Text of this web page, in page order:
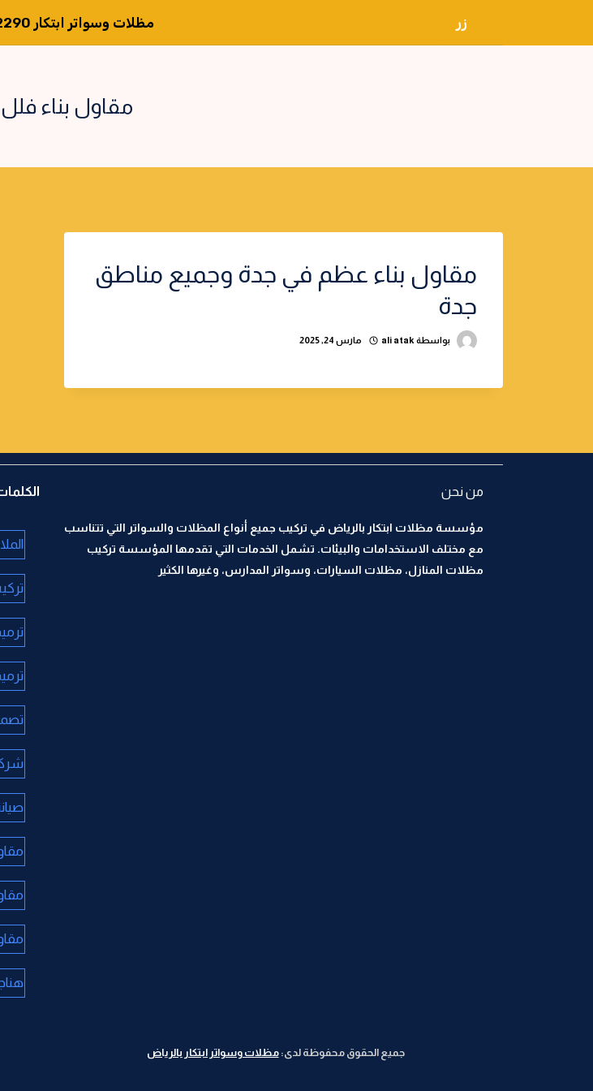
زر مظلات وسواتر ابتكار 0501822290
مقاول بناء
مقاول بناء عظم في جدة وجميع مناطق
جدة
بواسطة ali atak مارس 24, 2025
من نحن
مؤسسة مظلات ابتكار بالرياض في تركيب جميع أنواع المظلات والسواتر التي تتناسب
مع مختلف الاستخدامات والبيئات. تشمل الخدمات التي تقدمها المؤسسة تركيب
مظلات المنازل، مظلات السيارات، وسواتر المدارس، وغيرها الكثير
جميع الحقوق محفوظة لدى:مظلات وسواتر ابتكار بالرياض